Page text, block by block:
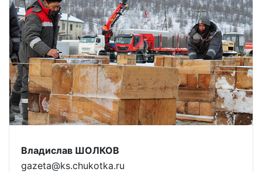
Владислав ШОЛКОВ
gazeta@ks.chukotka.ru